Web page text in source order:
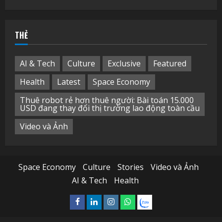
THẺ
AI & Tech Culture Exclusive
Featured
Health
Latest
Space Economy
Thuê robot rẻ hơn thuê người: Bài toán 15.000
USD đang thay đổi thị trường lao động toàn cầu
Video và Ảnh
Space Economy Culture Stories
Video và Ảnh
AI & Tech
Health
Facebook
LinkedinInstagram
What’sapp
Zalo